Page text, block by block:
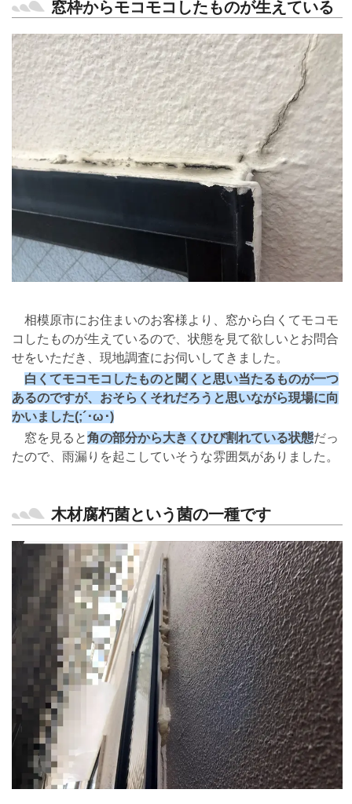
窓枠からモコモコしたものが生えている
相模原市にお住まいのお客様より、窓から白くてモコモ
コしたものが生えているので、状態を見て欲しいとお問合
せをいただき、現地調査にお伺いしてきました。
白くてモコモコしたものと聞くと思い当たるものが一つ
あるのですが、おそらくそれだろうと思いながら現場に向
かいました(;´･ω･)
窓を見ると角の部分から大きくひび割れている状態だっ
たので、雨漏りを起こしていそうな雰囲気がありました。
木材腐朽菌という菌の一種です